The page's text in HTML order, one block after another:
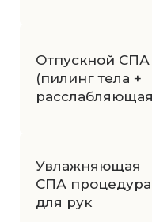
Отпускной
(пилинг тела +
Увлажняющая
СПА процедура
для рук